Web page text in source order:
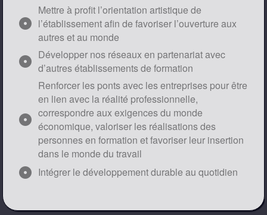
adjust
Mettre à profit l’orientation artistique de
l’établissement afin de favoriser l’ouverture aux
autres et au monde
adjust Développer nos réseaux en partenariat avec
d’autres établissements de formation
adjust
Renforcer les ponts avec les entreprises pour être
en lien avec la réalité professionnelle,
correspondre aux exigences du monde
économique, valoriser les réalisations des
personnes en formation et favoriser leur insertion
dans le monde du travail
adjust Intégrer le développement durable au quotidien